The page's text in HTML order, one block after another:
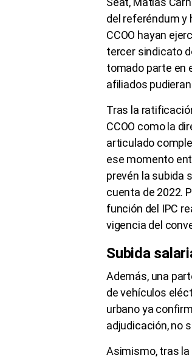
del referéndum y
CCOO hayan
tercer sindicato
tomado parte en
afiliados
Tras la
CCOO como la
articulado
ese momento
prevén la subida
cuenta de 2022.
función del IPC
vigencia del
Subida
Además, una
de vehículos
urbano ya
adjudicación, no
Asimismo, tras